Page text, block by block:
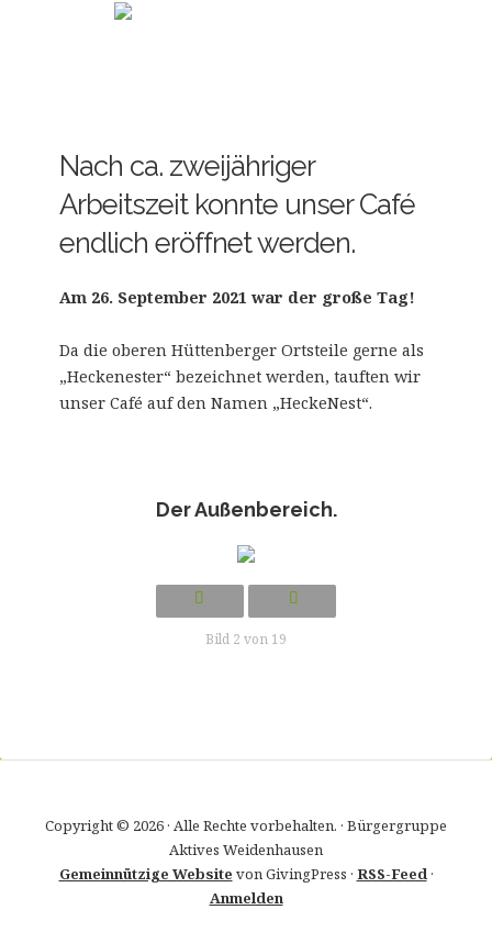
Nach ca. zweijähriger
Arbeitszeit konnte unser Café
endlich eröffnet werden.
Am 26. September 2021 war der große Tag!
Da die oberen Hüttenberger Ortsteile gerne als
„Heckenester“ bezeichnet werden, tauften wir
unser Café auf den Namen „HeckeNest“.
Der Außenbereich.
Bild 2 von 19
Copyright © 2026 · Alle Rechte vorbehalten. · Bürgergruppe
Aktives Weidenhausen
Gemeinnützige Website von GivingPress · RSS-Feed·
Anmelden